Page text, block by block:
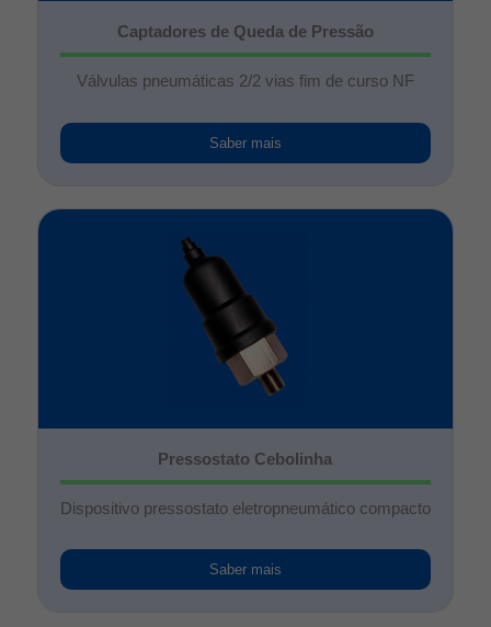
Captadores de Queda de Pressão
Válvulas pneumáticas 2/2 vias fim de curso NF
Saber mais
Pressostato Cebolinha
Dispositivo pressostato eletropneumático compacto
Saber mais